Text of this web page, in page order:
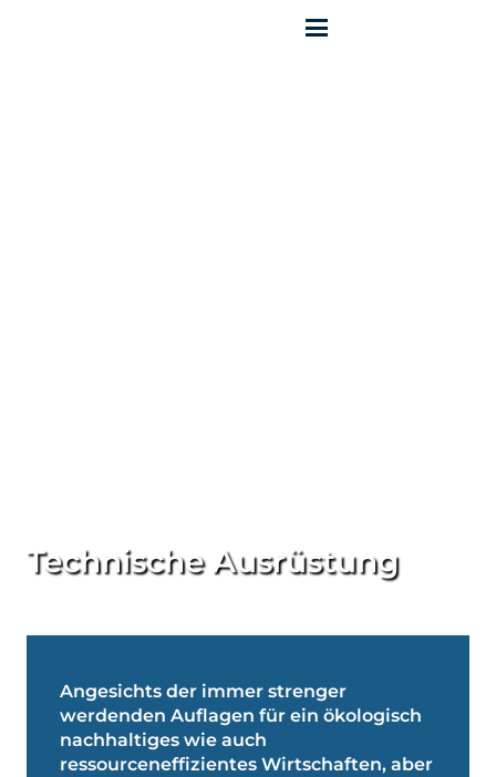
Technische Ausrüstung
Angesichts der immer strenger
werdenden Auflagen für ein ökologisch
nachhaltiges wie auch
ressourceneffizientes Wirtschaften, aber